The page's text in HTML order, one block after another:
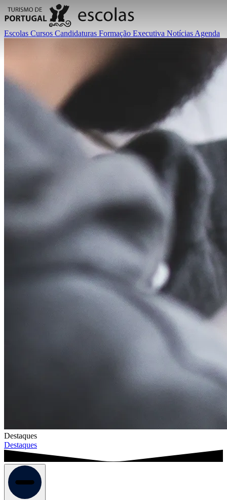
Escolas Cursos Candidaturas Formação Executiva Notícias Agenda
Destaques
Destaques